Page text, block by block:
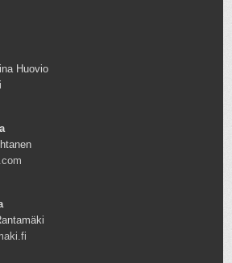
Huovio